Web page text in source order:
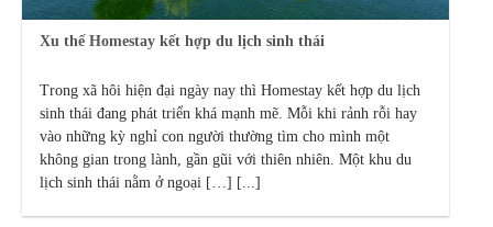
Xu thế Homestay kết hợp du lịch sinh thái
Trong xã hôi hiện đại ngày nay thì Homestay kết hợp du lịch
sinh thái đang phát triển khá mạnh mẽ. Mỗi khi rảnh rỗi hay
vào những kỳ nghỉ con người thường tìm cho mình một
không gian trong lành, gần gũi với thiên nhiên. Một khu du
lịch sinh thái nằm ở ngoại […] [...]